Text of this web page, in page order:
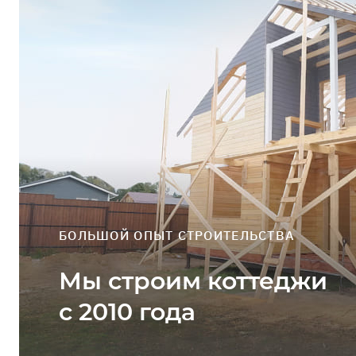
БОЛЬШОЙ ОПЫТ СТРОИТЕЛЬСТВА
Мы строим коттеджи
с 2010 года